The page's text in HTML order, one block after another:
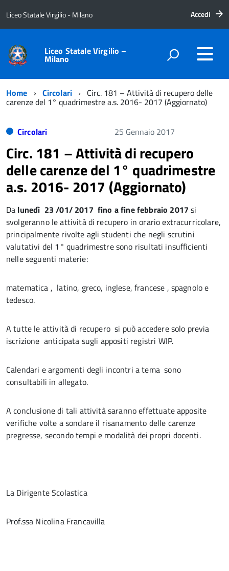
Liceo Statale Virgilio - Milano Accedi
Liceo Statale Virgilio –
Milano
Home Circolari Circ. 181 – Attività di recupero delle
carenze del 1° quadrimestre a.s. 2016- 2017 (Aggiornato)
Circolari 25 Gennaio 2017
Circ. 181 – Attività di recupero
delle carenze del 1° quadrimestre
a.s. 2016- 2017 (Aggiornato)
Da lunedì 23 /01/ 2017 fino a fine febbraio 2017 si
svolgeranno le attività di recupero in orario extracurricolare,
principalmente rivolte agli studenti che negli scrutini
valutativi del 1° quadrimestre sono risultati insufficienti
nelle seguenti materie:
matematica , latino, greco, inglese, francese , spagnolo e
tedesco.
A tutte le attività di recupero si può accedere solo previa
iscrizione anticipata sugli appositi registri WIP.
Calendari e argomenti degli incontri a tema sono
consultabili in allegato.
A conclusione di tali attività saranno effettuate apposite
verifiche volte a sondare il risanamento delle carenze
pregresse, secondo tempi e modalità dei propri docenti.
La Dirigente Scolastica
Prof.ssa Nicolina Francavilla